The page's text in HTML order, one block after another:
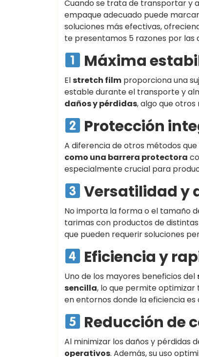
Cuando se trata de transportar y
empaque adecuado puede
soluciones más efectivas,
te presentamos 5 razones por
Máxima
Elstretch film proporciona una
estable durante el transporte y
daños y pérdidas, algo que
Protección
A diferencia de otros métodos
como una barrera protectora
especialmente crucial para
Versatilidad y
No importa la forma o el tamaño
tarimas con productos de
que pueden requerir soluciones
Eficiencia y
Uno de los mayores beneficios del
sencilla, lo que permite
en entornos donde la eficiencia es
Reducción de
Al minimizar los daños y pérdidas
operativos. Además, su uso